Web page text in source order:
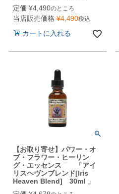
定価 ¥4,490のところ
当店販売価格 ¥4,490税込
カートに入れる
【お取り寄せ】パワー・オ
ブ・フラワー・ヒーリン
グ・エッセンス 「アイ
リスヘヴンブレンド[Iris
Heaven Blend] 30ml 」